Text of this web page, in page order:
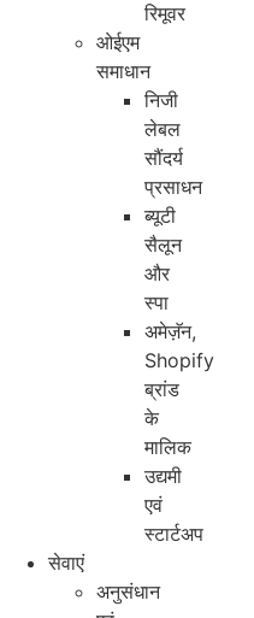
रिमूवर
ओईएम
समाधान
निजी
लेबल
सौंदर्य
प्रसाधन
ब्यूटी
सैलून
और
स्पा
अमेज़ॅन,
Shopify
ब्रांड
के
मालिक
उद्यमी
एवं
स्टार्टअप
सेवाएं
अनुसंधान